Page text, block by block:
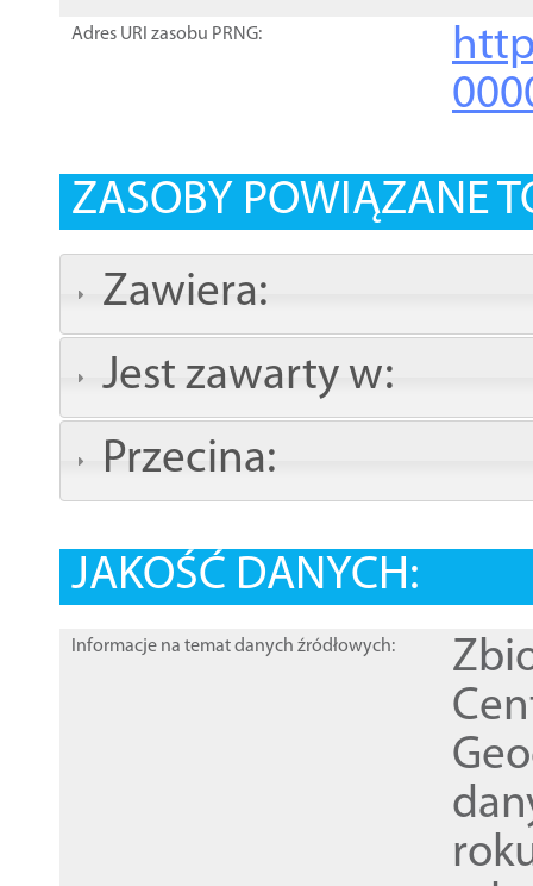
Adres URI zasobu PRNG:
ZASOBY POWIĄZANE
Zawiera:
Jest zawarty w:
Przecina:
JAKOŚĆ DANYCH:
Informacje na temat danych źródłowych: